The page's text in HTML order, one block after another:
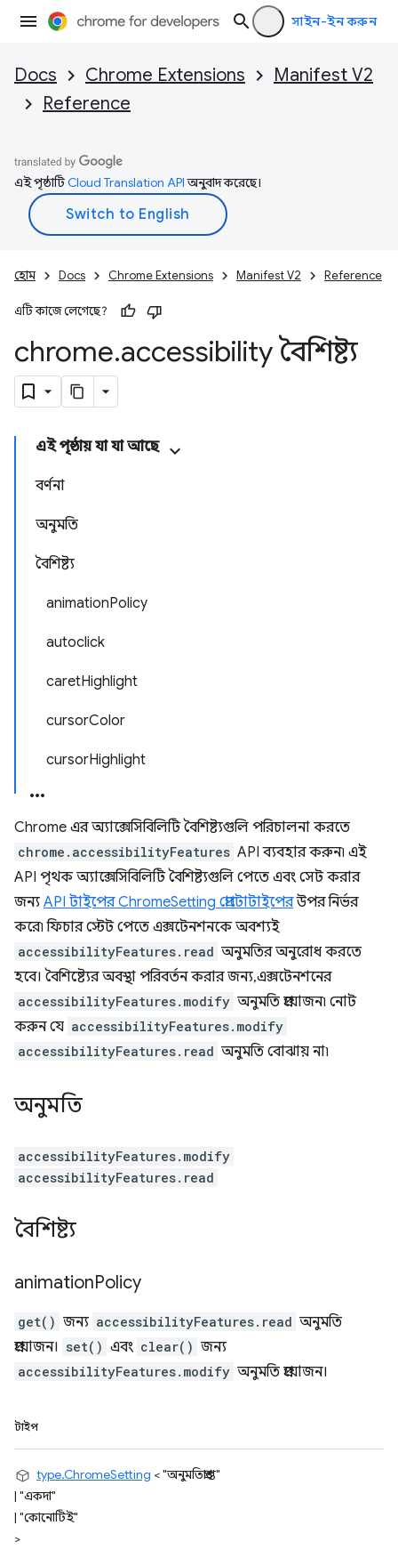
সাইন-ইন করুন
Docs Chrome Extensions
Manifest V2
Reference
এই পৃষ্ঠাটিCloud Translation APIঅনুবাদ করেছে।
হোম Docs Chrome Extensions Manifest V2 Reference
এটি কাজে লেগেছে?
chrome.accessibility বৈশিষ্ট্য
এই পৃষ্ঠায় যা যা আছে
বর্ণনা
অনুমতি
বৈশিষ্ট্য
animationPolicy
autoclick
caretHighlight
cursorColor
cursorHighlight
Chrome এর অ্যাক্সেসিবিলিটি বৈশিষ্ট্যগুলি পরিচালনা করতে
chrome.accessibilityFeatures API ব্যবহার করুন৷ এই
API পৃথক অ্যাক্সেসিবিলিটি বৈশিষ্ট্যগুলি পেতে এবং সেট করার
জন্য API টাইপের ChromeSetting প্রোটোটাইপেরউপর নির্ভর
করে৷ ফিচার স্টেট পেতে এক্সটেনশনকে অবশ্যই
accessibilityFeatures.read অনুমতির অনুরোধ করতে
হবে। বৈশিষ্ট্যের অবস্থা পরিবর্তন করার জন্য, এক্সটেনশনের
accessibilityFeatures.modify অনুমতি প্রয়োজন৷ নোট
করুন যে accessibilityFeatures.modify
accessibilityFeatures.read অনুমতি বোঝায় না৷
অনুমতি
accessibilityFeatures.modify
accessibilityFeatures.read
বৈশিষ্ট্য
animationPolicy
get() জন্য accessibilityFeatures.read অনুমতি
প্রয়োজন। set() এবং clear() জন্য
accessibilityFeatures.modify অনুমতি প্রয়োজন।
টাইপ
type.ChromeSetting <"অনুমতিপ্রাপ্ত"
| "একদা"
| "কোনোটিই"
>